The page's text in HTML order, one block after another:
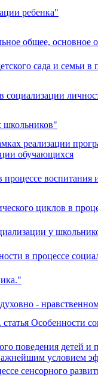
ребенка"
общее, основное
сада и семьи в
социализации
школьников"
реализации
обучающихся
циклов в
у
в процессе
-
Особенности
поведения детей
условием
сенсорного